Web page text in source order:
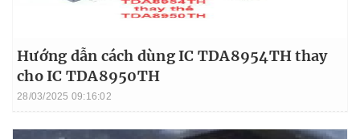
Hướng dẫn cách dùng IC TDA8954TH thay
cho IC TDA8950TH
28/03/2025 09:16:02